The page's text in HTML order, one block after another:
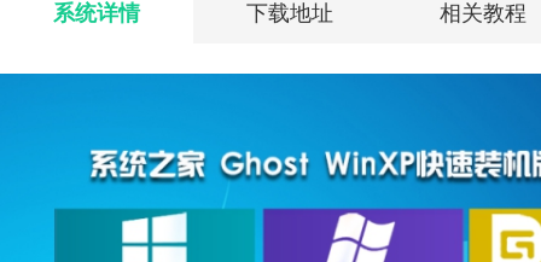
系统详情 下载地址 相关教程